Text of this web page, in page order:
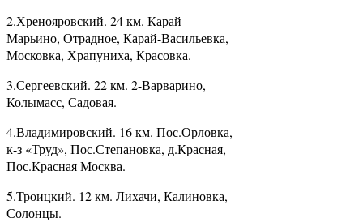
2.Хренояровский. 24 км. Карай-
Марьино, Отрадное, Карай-Васильевка,
Московка, Храпуниха, Красовка.
3.Сергеевский. 22 км. 2-Варварино,
Колымасс, Садовая.
4.Владимировский. 16 км. Пос.Орловка,
к-з «Труд», Пос.Степановка, д.Красная,
Пос.Красная Москва.
5.Троицкий. 12 км. Лихачи, Калиновка,
Солонцы.